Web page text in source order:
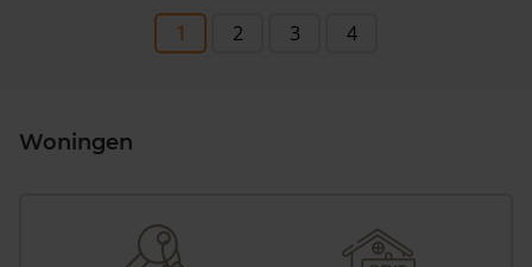
1 2 3 4
Woningen